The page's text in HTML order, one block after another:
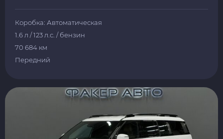
Коробка: Автоматическая
1.6 л / 123 л.с. / бензин
70 684 км
Передний